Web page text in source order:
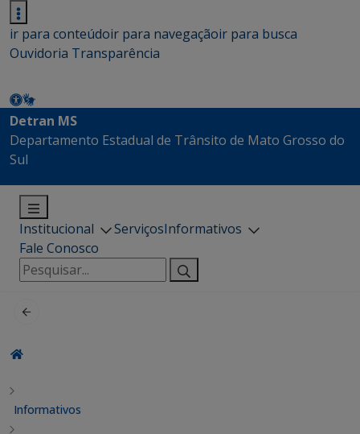
ir para conteúdoir para navegaçãoir para busca
Ouvidoria Transparência
Detran MS
Departamento Estadual de Trânsito de Mato Grosso do
Sul
Institucional ServiçosInformativos
Fale Conosco
Pesquisar
por:
Informativos